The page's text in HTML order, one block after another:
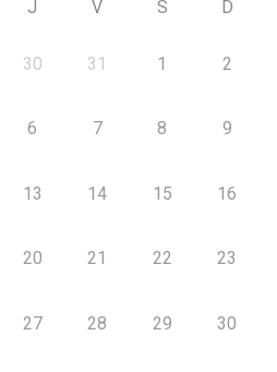
J V S D
30 31 1 2
6 7 8 9
13 14 15 16
20 21 22 23
27 28 29 30